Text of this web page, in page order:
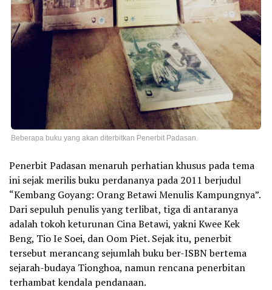
Beberapa buku yang akan diterbitkan Penerbit Padasan.
Penerbit Padasan menaruh perhatian khusus pada tema
ini sejak merilis buku perdananya pada 2011 berjudul
“Kembang Goyang: Orang Betawi Menulis Kampungnya”.
Dari sepuluh penulis yang terlibat, tiga di antaranya
adalah tokoh keturunan Cina Betawi, yakni Kwee Kek
Beng, Tio Ie Soei, dan Oom Piet. Sejak itu, penerbit
tersebut merancang sejumlah buku ber-ISBN bertema
sejarah-budaya Tionghoa, namun rencana penerbitan
terhambat kendala pendanaan.